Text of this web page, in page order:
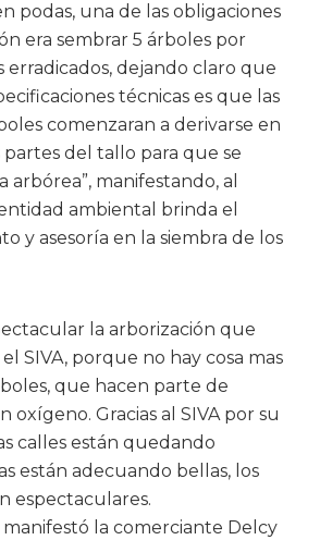
podas, una de las obligaciones
era sembrar 5 árboles por
erradicados, dejando claro que
técnicas es que las
comenzaran a derivarse en
partes del tallo para que se
arbórea”, manifestando, al
ambiental brinda el
y asesoría en la siembra de los
la arborización que
SIVA, porque no hay cosa mas
que hacen parte de
oxígeno. Gracias al SIVA por su
calles están quedando
están adecuando bellas, los
espectaculares.
manifestó la comerciante Delcy